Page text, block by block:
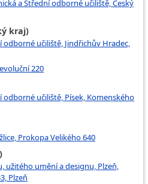
a Střední odborné učiliště, Český
kraj)
učiliště, Jindřichův Hradec,
220
učiliště, Písek, Komenského
Prokopa Velikého 640
užitého umění a designu, Plzeň,
Plzeň